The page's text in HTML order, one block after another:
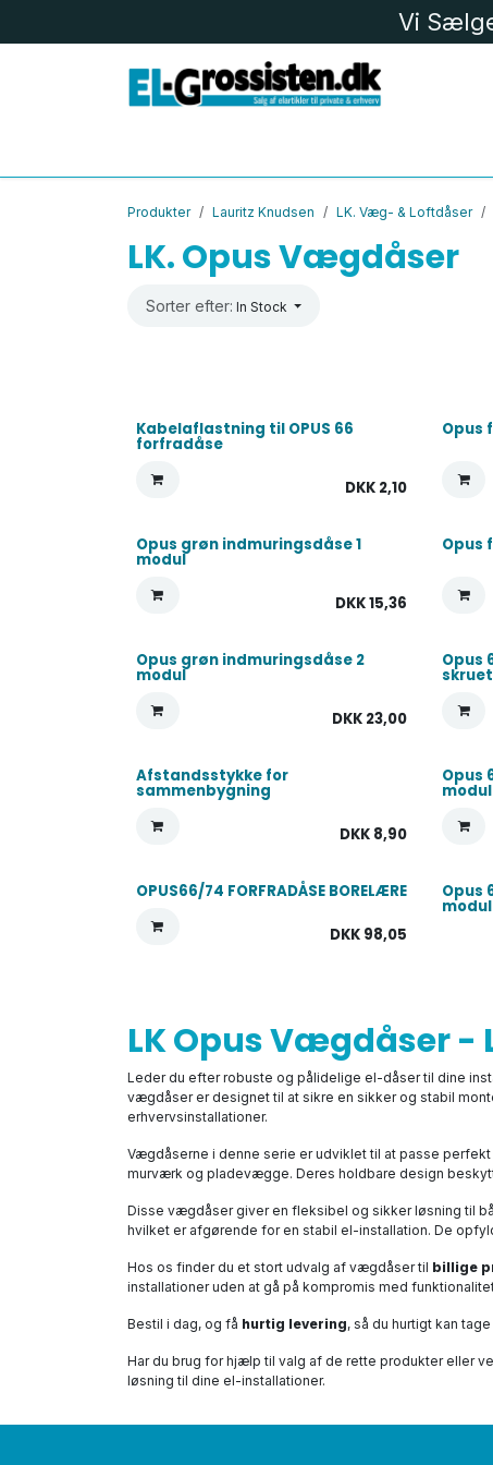
Vi
Produkter Lauritz Knudsen LK. Væg- & Loftdåser
LK. Opus Vægdåser
Sorter efter: In Stock
Kabelaflastning til OPUS 66
forfradåse
DKK 2,10
Opus
Opus grøn indmuringsdåse 1
modul
DKK15,36
Opus
Opus grøn indmuringsdåse 2
modul
DKK 23,00
Opus
Afstandsstykke for
sammenbygning
DKK 8,90
Opus
modul
OPUS66/74 FORFRADÅSE BORELÆRE
DKK 98,05
Opus
modul
LK Opus Vægdåser -
Leder du efter robuste og pålidelige el-dåser til dine
vægdåser er designet til at sikre en sikker og stabil
erhvervsinstallationer.
Vægdåserne i denne serie er udviklet til at passe
murværk og pladevægge. Deres holdbare design
Disse vægdåser giver en fleksibel og sikker løsning til
hvilket er afgørende for en stabil el-installation. De
Hos os finder du et stort udvalg af vægdåser til billige
installationer uden at gå på kompromis med
Bestil i dag, og få hurtig levering, så du hurtigt kan
Har du brug for hjælp til valg af de rette produkter eller
løsning til dine el-installationer.